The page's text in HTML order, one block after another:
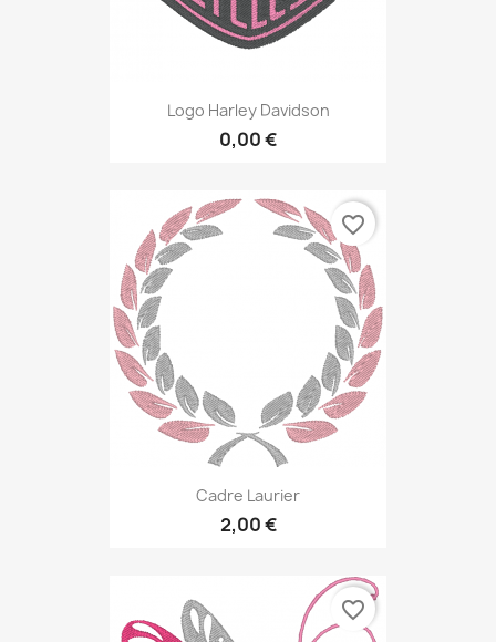
Logo Harley Davidson
0,00 €
Cadre Laurier
2,00 €
favorite_border
favorite_border